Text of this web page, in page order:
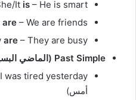
It is – He is smart. (هو ذكي)
are – We are friends. (نحن أصدقاء)
are – They are busy. (هم مشغولون)
Past Simple (الماضي البسيط):
أمس)